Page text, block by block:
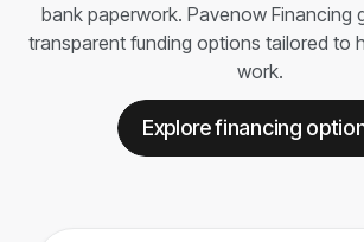
bank paperwork. Pavenow Financing
transparent funding options tailored to
work.
Explore financing